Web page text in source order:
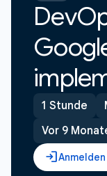
1 Stunde
Vor 9